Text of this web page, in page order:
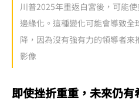
川普2025年重返白宮後，可能
邊緣化。這種變化可能會導致
降，因為沒有強有力的領導者
影像
即使挫折重重，未來仍有